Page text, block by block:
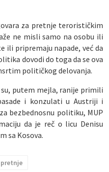
za pretnje terorističkim
ne misli samo na osobu ili
ili pripremaju napade, već da
dovodi do toga da se ova
političkog delovanja.
putem mejla, ranije primili
i konzulati u Austriji i
bezbednosnu politiku, MUP
da je reč o licu Denisu
sa Kosova.
pretnje